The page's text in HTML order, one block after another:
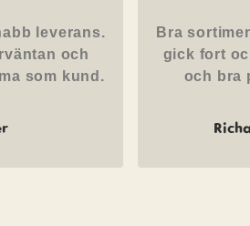
leverans.
och
som kund.
Bra
gick fort
och bra